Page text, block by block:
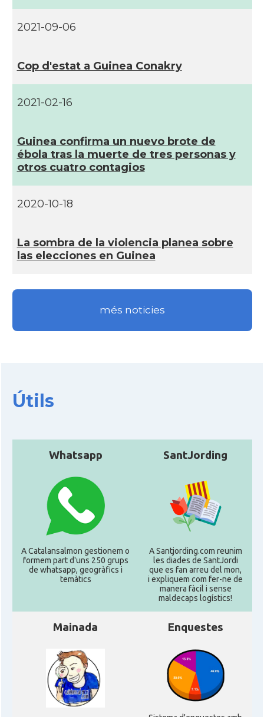
2021-09-06
Cop d'estat a Guinea Conakry
2021-02-16
Guinea confirma un nuevo brote de
ébola tras la muerte de tres personas y
otros cuatro contagios
2020-10-18
La sombra de la violencia planea sobre
las elecciones en Guinea
més noticies
Útils
Whatsapp
A Catalansalmon gestionem o
formem part d'uns 250 grups
de whatsapp, geogràfics i
temàtics
SantJording
A Santjording.com reunim
les diades de SantJordi
que es fan arreu del mon,
i expliquem com fer-ne de
manera fàcil i sense
maldecaps logí­stics!
Mainada Enquestes